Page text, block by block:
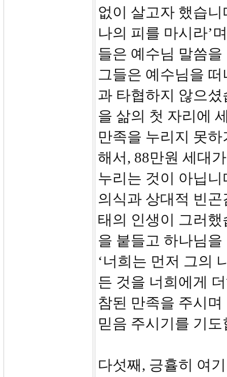
없이 살고자 했습
나의 피를 마시라’
들은 예수님 말씀
그들은 예수님을
과 타협하지 않으
을 삶의 첫 자리에
만족을 누리지 못
해서, 88만원 세대
누리는 것이 아닙
의식과 상대적 빈
태의 인생이 그러
을 붙들고 하나님
‘너희는 먼저 그의
든 것을 너희에게
참된 만족을 주시
믿음 주시기를 기도
다섯째, 긍휼히 여